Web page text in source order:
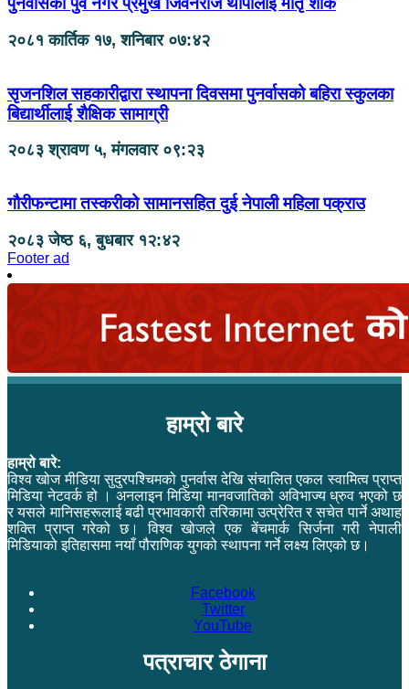
२०८१ कार्तिक १७, शनिबार ०७:४२
सृजनशिल सहकारीद्वारा स्थापना दिवसमा पुनर्वासको बहिरा स्कुलका
बिद्यार्थीलाई शैक्षिक सामाग्री
२०८३ श्रावण ५, मंगलवार ०९:२३
गौरीफन्टामा तस्करीको सामानसहित दुई नेपाली महिला पक्राउ
२०८३ जेष्ठ ६, बुधबार १२:४२
Footer ad
हाम्रो बारे
हाम्रो बारे:
विश्व खोज मीडिया सुदुरपश्चिमको पुनर्वास देखि संचालित एकल स्वामित्व प्राप्त
मिडिया नेटवर्क हो । अनलाइन मिडिया मानवजातिको अविभाज्य ध्रुव भएको छ
र यसले मानिसहरूलाई बढी प्रभावकारी तरिकामा उत्प्रेरित र सचेत पार्ने अथाह
शक्ति प्राप्त गरेको छ। विश्व खोजले एक बेंचमार्क सिर्जना गरी नेपाली
मिडियाको इतिहासमा नयाँ पौराणिक युगको स्थापना गर्ने लक्ष्य लिएको छ।
Facebook
Twitter
YouTube
पत्राचार ठेगाना